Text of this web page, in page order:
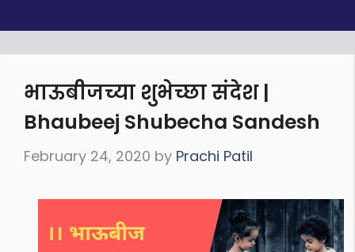
भाऊबीजच्या शुभेच्छा संदेश |
Bhaubeej Shubecha Sandesh
February 24, 2020 by Prachi Patil